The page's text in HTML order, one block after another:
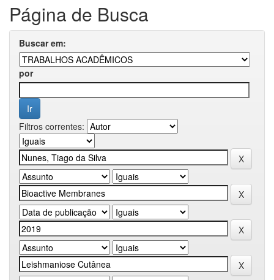
Página de Busca
Buscar em:
por
Filtros correntes: